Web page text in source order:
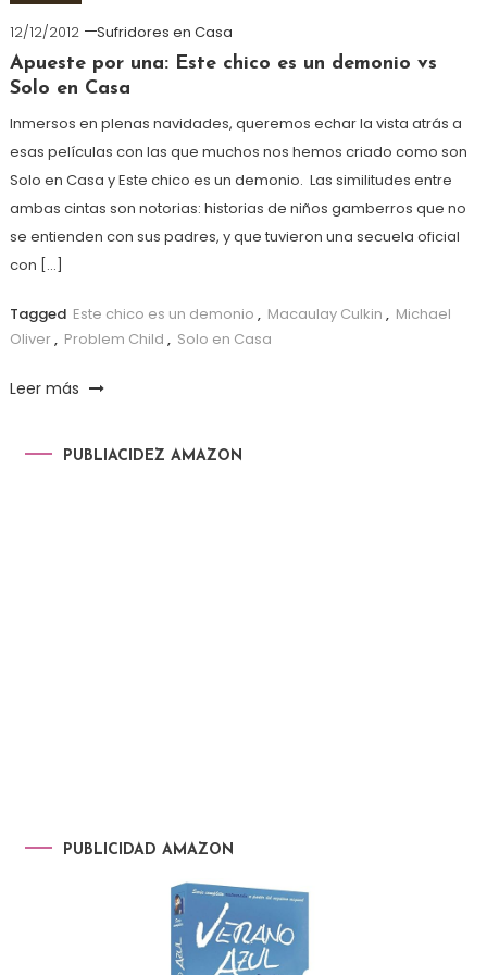
12/12/2012
Sufridores en Casa
Apueste por una: Este chico es un demonio vs
Solo en Casa
Inmersos en plenas navidades, queremos echar la vista atrás a
esas películas con las que muchos nos hemos criado como son
Solo en Casa y Este chico es un demonio. Las similitudes entre
ambas cintas son notorias: historias de niños gamberros que no
se entienden con sus padres, y que tuvieron una secuela oficial
con […]
Tagged Este chico es un demonio , Macaulay Culkin , Michael
Oliver, Problem Child , Solo en Casa
Leer más
PUBLIACIDEZ AMAZON
PUBLICIDAD AMAZON